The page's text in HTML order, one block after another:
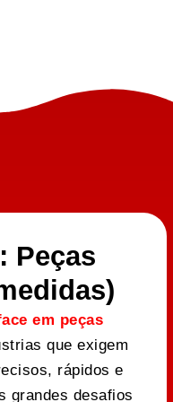
Peças
em peças
que exigem
rápidos e
grandes desafios